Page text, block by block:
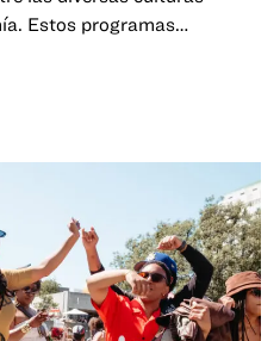
Estos programas
del Año Nuevo Lunar a
comunidades AAPI se
con círculos de curación